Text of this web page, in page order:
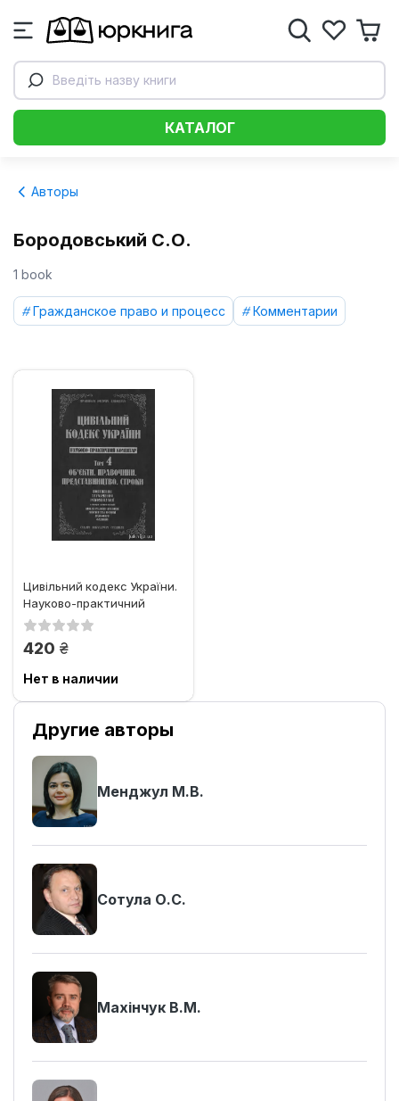
Введіть назву книги
КАТАЛОГ
Авторы
Бородовський С.О.
1 book
Гражданское право и процесс Комментарии
Цивільний кодекс України.
Науково-практичний
коментар. Том 4. Об'єкти....
420 грн.
Нет в наличии
Другие авторы
Менджул М.В.
Сотула О.С.
Махінчук В.М.